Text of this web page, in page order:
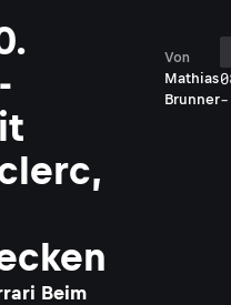
Beim
Mathias
Brunner
Von